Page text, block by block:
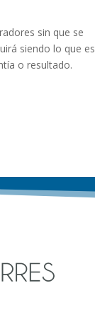
sin que se
siendo lo que es
o resultado.